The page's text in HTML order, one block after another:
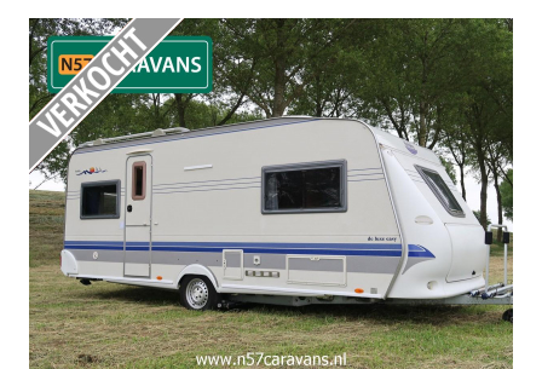
Export
Contact
Over N57 Caravans